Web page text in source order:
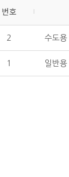
번호
2 수도
1 일반